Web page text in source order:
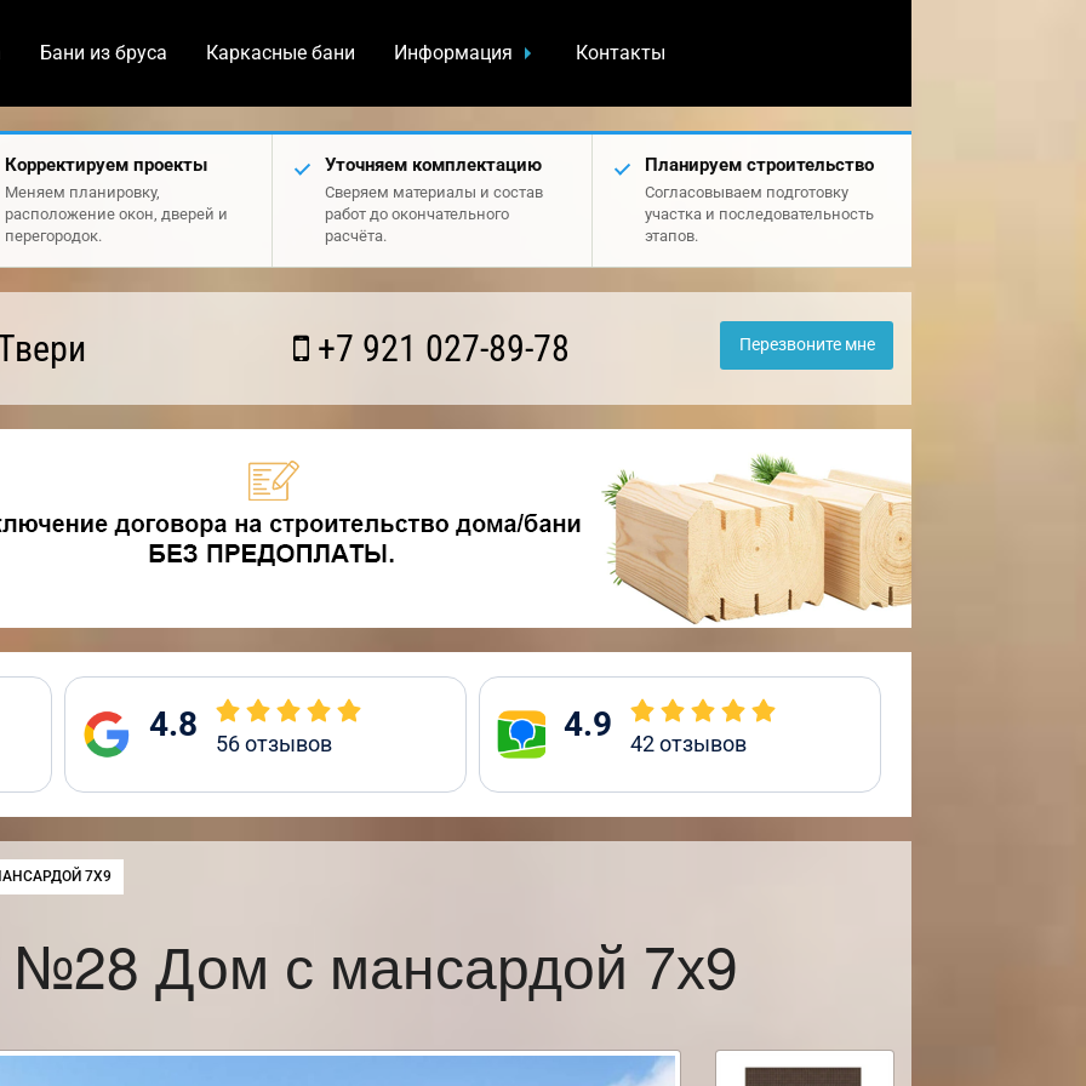
Бани из бруса Каркасные бани Информация Контакты
Корректируем проекты
Меняем планировку,
расположение окон, дверей и
перегородок.
Уточняем комплектацию
Сверяем материалы и состав
работ до окончательного
расчёта.
Планируем строительство
Согласовываем подготовку
участка и последовательность
этапов.
+7 921 027-89-78 Перезвоните мне
4.8 56отзывов 4.9 42отзывов
7Х9
№28 Дом с мансардой 7х9